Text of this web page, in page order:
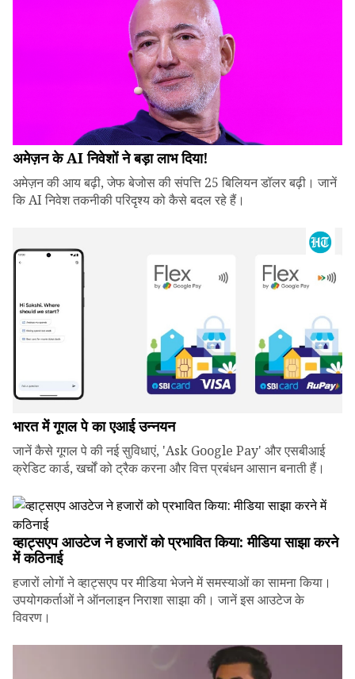
अमेज़न के AI निवेशों ने बड़ा लाभ दिया!
अमेज़न की आय बढ़ी, जेफ बेजोस की संपत्ति 25 बिलियन डॉलर बढ़ी। जानें
कि AI निवेश तकनीकी परिदृश्य को कैसे बदल रहे हैं।
भारत में गूगल पे का एआई उन्नयन
जानें कैसे गूगल पे की नई सुविधाएं, 'Ask Google Pay' और एसबीआई
क्रेडिट कार्ड, खर्चों को ट्रैक करना और वित्त प्रबंधन आसान बनाती हैं।
व्हाट्सएप आउटेज ने हजारों को प्रभावित किया: मीडिया साझा करने
में कठिनाई
हजारों लोगों ने व्हाट्सएप पर मीडिया भेजने में समस्याओं का सामना किया।
उपयोगकर्ताओं ने ऑनलाइन निराशा साझा की। जानें इस आउटेज के
विवरण।